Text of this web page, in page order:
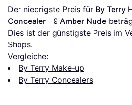
Der niedrigste Preis für By Terry
Concealer - 9 Amber Nude
Dies ist der günstigste Preis im
Shops.
Vergleiche:
By Terry Make-up
By Terry Concealers